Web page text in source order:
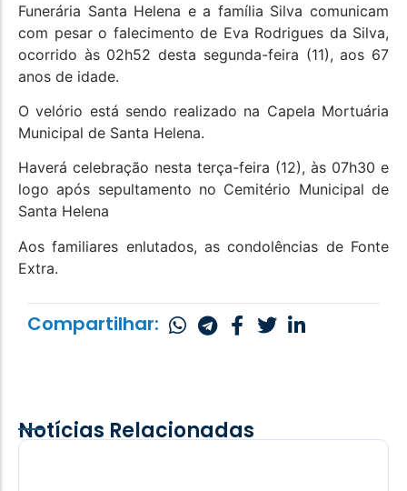
Funerária Santa Helena e a família Silva comunicam
com pesar o falecimento de Eva Rodrigues da Silva,
ocorrido às 02h52 desta segunda-feira (11), aos 67
anos de idade.
O velório está sendo realizado na Capela Mortuária
Municipal de Santa Helena.
Haverá celebração nesta terça-feira (12), às 07h30 e
logo após sepultamento no Cemitério Municipal de
Santa Helena
Aos familiares enlutados, as condolências de Fonte
Extra.
Compartilhar:
Notícias Relacionadas